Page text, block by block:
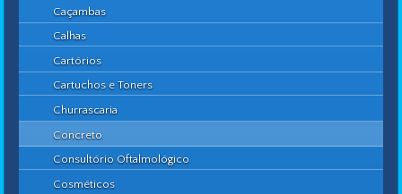
Caçambas
Calhas
Cartórios
Cartuchos e Toners
Churrascaria
Concreto
Consultório Oftalmológico
Cosméticos